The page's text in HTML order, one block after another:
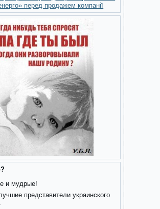
перед продажем компанії
и мудрые!
представители украинского